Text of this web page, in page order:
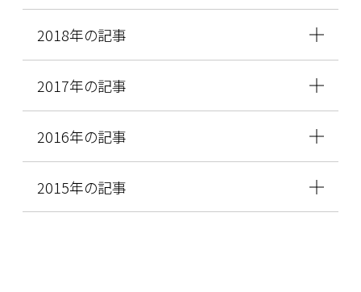
2018年の記事
2017年の記事
2016年の記事
2015年の記事